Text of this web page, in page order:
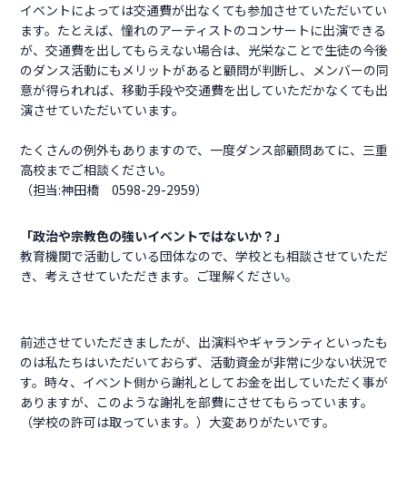
イベントによっては交通費が出なくても参加させていただいてい
ます。たとえば、憧れのアーティストのコンサートに出演できる
が、交通費を出してもらえない場合は、光栄なことで生徒の今後
のダンス活動にもメリットがあると顧問が判断し、メンバーの同
意が得られれば、移動手段や交通費を出していただかなくても出
演させていただいています。
たくさんの例外もありますので、一度ダンス部顧問あてに、三重
高校までご相談ください。
（担当:神田橋 0598-29-2959）
「政治や宗教色の強いイベントではないか？」
教育機関で活動している団体なので、学校とも相談させていただ
き、考えさせていただきます。ご理解ください。
前述させていただきましたが、出演料やギャランティといったも
のは私たちはいただいておらず、活動資金が非常に少ない状況で
す。時々、イベント側から謝礼としてお金を出していただく事が
ありますが、このような謝礼を部費にさせてもらっています。
（学校の許可は取っています。）大変ありがたいです。